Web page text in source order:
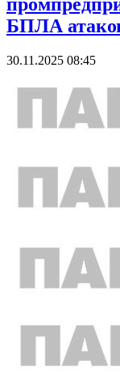
БПЛА
30.11.2025 08:45